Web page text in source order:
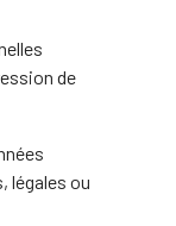
de
légales ou